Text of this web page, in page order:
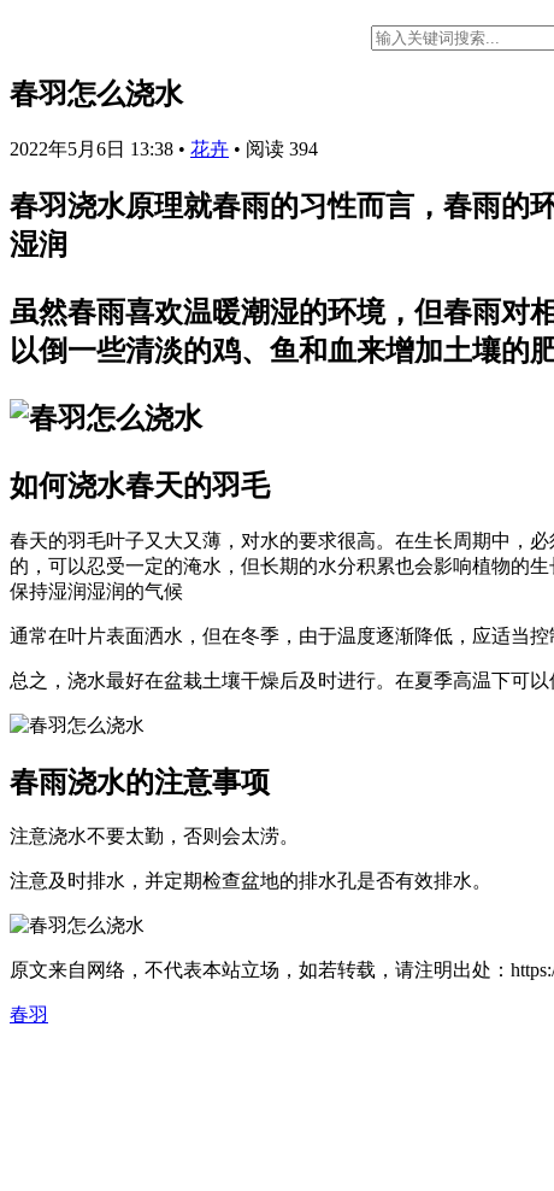
春羽怎么浇水
2022年5月6日 13:38 • 花卉 • 阅读 394
春羽浇水原理就春雨的习性而言，春雨的
湿润
虽然春雨喜欢温暖潮湿的环境，但春雨对
以倒一些清淡的鸡、鱼和血来增加土壤的
如何浇水春天的羽毛
春天的羽毛叶子又大又薄，对水的要求很高。在生长周期中，
的，可以忍受一定的淹水，但长期的水分积累也会影响植物的
保持湿润湿润的气候
通常在叶片表面洒水，但在冬季，由于温度逐渐降低，应适当
总之，浇水最好在盆栽土壤干燥后及时进行。在夏季高温下可
春雨浇水的注意事项
注意浇水不要太勤，否则会太涝。
注意及时排水，并定期检查盆地的排水孔是否有效排水。
原文来自网络，不代表本站立场，如若转载，请注明出处：https://
春羽